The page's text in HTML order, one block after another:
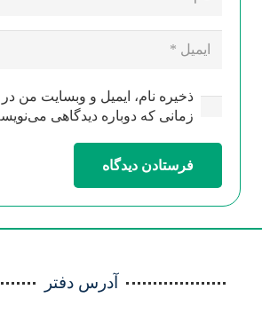
ذخیره نام، ایمیل و وبسایت من
زمانی که دوباره دیدگاهی
فرستادن دیدگاه
آدرس دفتر